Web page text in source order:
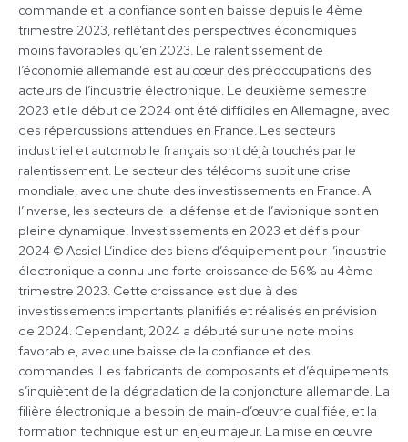
commande et la confiance sont en baisse depuis le 4ème
trimestre 2023, reflétant des perspectives économiques
moins favorables qu’en 2023. Le ralentissement de
l’économie allemande est au cœur des préoccupations des
acteurs de l’industrie électronique. Le deuxième semestre
2023 et le début de 2024 ont été difficiles en Allemagne, avec
des répercussions attendues en France. Les secteurs
industriel et automobile français sont déjà touchés par le
ralentissement. Le secteur des télécoms subit une crise
mondiale, avec une chute des investissements en France. A
l’inverse, les secteurs de la défense et de l’avionique sont en
pleine dynamique. Investissements en 2023 et défis pour
2024 © Acsiel L’indice des biens d’équipement pour l’industrie
électronique a connu une forte croissance de 56% au 4ème
trimestre 2023. Cette croissance est due à des
investissements importants planifiés et réalisés en prévision
de 2024. Cependant, 2024 a débuté sur une note moins
favorable, avec une baisse de la confiance et des
commandes. Les fabricants de composants et d’équipements
s’inquiètent de la dégradation de la conjoncture allemande. La
filière électronique a besoin de main-d’œuvre qualifiée, et la
formation technique est un enjeu majeur. La mise en œuvre